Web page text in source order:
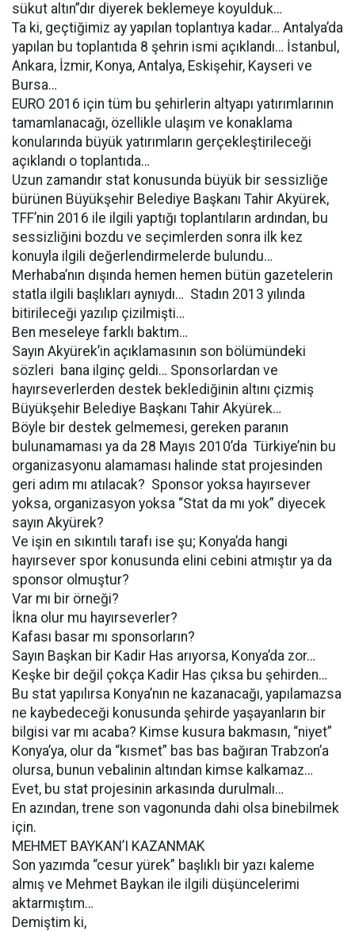
sükut altın”dır diyerek beklemeye koyulduk…
Ta ki, geçtiğimiz ay yapılan toplantıya kadar… Antalya’da
yapılan bu toplantıda 8 şehrin ismi açıklandı… İstanbul,
Ankara, İzmir, Konya, Antalya, Eskişehir, Kayseri ve
Bursa…
EURO 2016 için tüm bu şehirlerin altyapı yatırımlarının
tamamlanacağı, özellikle ulaşım ve konaklama
konularında büyük yatırımların gerçekleştirileceği
açıklandı o toplantıda…
Uzun zamandır stat konusunda büyük bir sessizliğe
bürünen Büyükşehir Belediye Başkanı Tahir Akyürek,
TFF’nin 2016 ile ilgili yaptığı toplantıların ardından, bu
sessizliğini bozdu ve seçimlerden sonra ilk kez
konuyla ilgili değerlendirmelerde bulundu…
Merhaba’nın dışında hemen hemen bütün gazetelerin
statla ilgili başlıkları aynıydı… Stadın 2013 yılında
bitirileceği yazılıp çizilmişti…
Ben meseleye farklı baktım…
Sayın Akyürek’in açıklamasının son bölümündeki
sözleri bana ilginç geldi… Sponsorlardan ve
hayırseverlerden destek beklediğinin altını çizmiş
Büyükşehir Belediye Başkanı Tahir Akyürek…
Böyle bir destek gelmemesi, gereken paranın
bulunamaması ya da 28 Mayıs 2010’da Türkiye’nin bu
organizasyonu alamaması halinde stat projesinden
geri adım mı atılacak? Sponsor yoksa hayırsever
yoksa, organizasyon yoksa “Stat da mı yok” diyecek
sayın Akyürek?
Ve işin en sıkıntılı tarafı ise şu; Konya’da hangi
hayırsever spor konusunda elini cebini atmıştır ya da
sponsor olmuştur?
Var mı bir örneği?
İkna olur mu hayırseverler?
Kafası basar mı sponsorların?
Sayın Başkan bir Kadir Has arıyorsa, Konya’da zor…
Keşke bir değil çokça Kadir Has çıksa bu şehirden…
Bu stat yapılırsa Konya’nın ne kazanacağı, yapılamazsa
ne kaybedeceği konusunda şehirde yaşayanların bir
bilgisi var mı acaba? Kimse kusura bakmasın, “niyet”
Konya’ya, olur da “kısmet” bas bas bağıran Trabzon’a
olursa, bunun vebalinin altından kimse kalkamaz…
Evet, bu stat projesinin arkasında durulmalı…
En azından, trene son vagonunda dahi olsa binebilmek
için.
MEHMET BAYKAN’I KAZANMAK
Son yazımda “cesur yürek” başlıklı bir yazı kaleme
almış ve Mehmet Baykan ile ilgili düşüncelerimi
aktarmıştım…
Demiştim ki,